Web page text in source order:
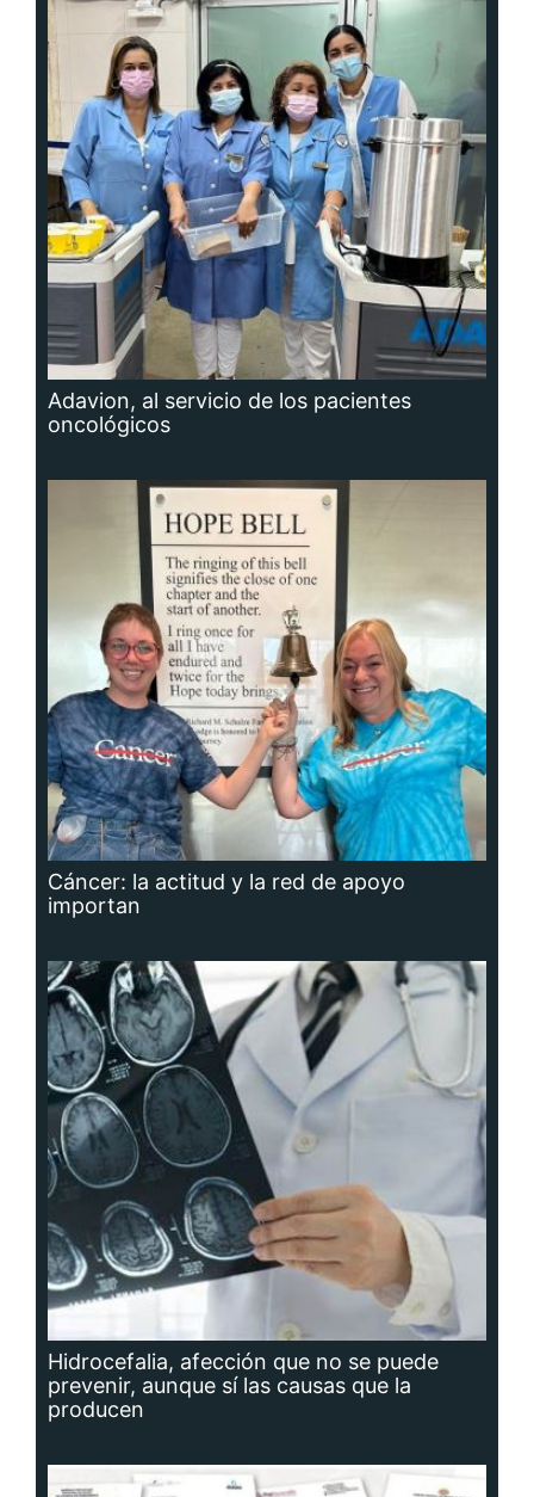
Adavion, al servicio de los pacientes
oncológicos
Cáncer: la actitud y la red de apoyo
importan
Hidrocefalia, afección que no se puede
prevenir, aunque sí las causas que la
producen